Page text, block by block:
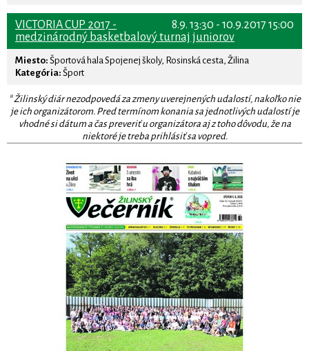
8.9. 13:30 - 10.9.2017 15:00
VICTORIA CUP 2017 -
medzinárodný basketbalový turnaj juniorov
Miesto: Športová hala Spojenej školy, Rosinská cesta, Žilina
Kategória: Šport
* Žilinský diár nezodpovedá za zmeny uverejnených udalostí, nakoľko nie
je ich organizátorom. Pred termínom konania sa jednotlivých udalostí je
vhodné si dátum a čas preveriť u organizátora aj z toho dôvodu, že na
niektoré je treba prihlásiť sa vopred.